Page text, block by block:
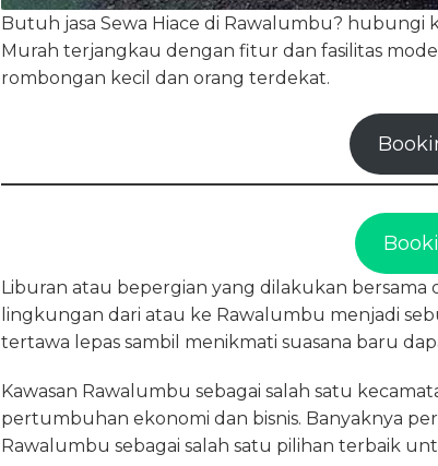
Butuh jasa Sewa Hiace di Rawalumbu?
Murah terjangkau dengan fitur dan fasilitas
rombongan kecil dan orang terdekat.
Liburan atau bepergian yang dilakukan
lingkungan dari atau ke Rawalumbu menjadi
tertawa lepas sambil menikmati suasana baru
Kawasan Rawalumbu sebagai salah satu
pertumbuhan ekonomi dan bisnis. Banyaknya
Rawalumbu sebagai salah satu pilihan terbaik